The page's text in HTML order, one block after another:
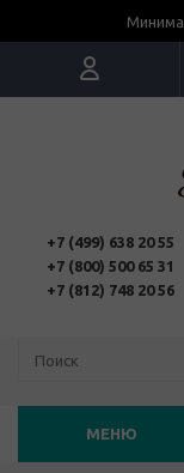
+7 (499) 638 20 55
+7 (800) 500 65 31
+7 (812) 748 20 56
МЕНЮ